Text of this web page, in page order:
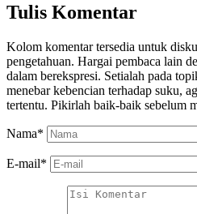
Tulis Komentar
Kolom komentar tersedia untuk
pengetahuan. Hargai pembaca lain
dalam berekspresi. Setialah pada
menebar kebencian terhadap suku,
tertentu. Pikirlah baik-baik sebelum
Nama*
E-mail*